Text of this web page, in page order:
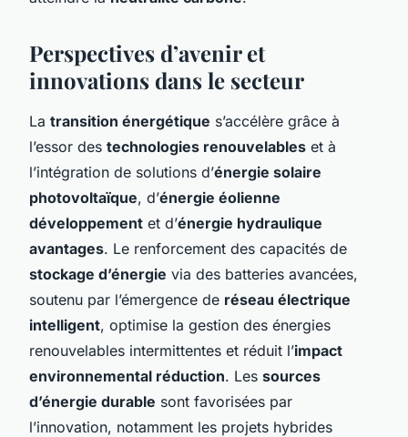
Perspectives d’avenir et
innovations dans le secteur
La transition énergétique s’accélère grâce à
l’essor des technologies renouvelables et à
l’intégration de solutions d’énergie solaire
photovoltaïque, d’énergie éolienne
développement et d’énergie hydraulique
avantages. Le renforcement des capacités de
stockage d’énergie via des batteries avancées,
soutenu par l’émergence de réseau électrique
intelligent, optimise la gestion des énergies
renouvelables intermittentes et réduit l’impact
environnemental réduction. Les sources
d’énergie durable sont favorisées par
l’innovation, notamment les projets hybrides